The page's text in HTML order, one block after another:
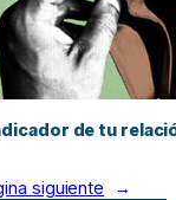
de tu
siguiente →